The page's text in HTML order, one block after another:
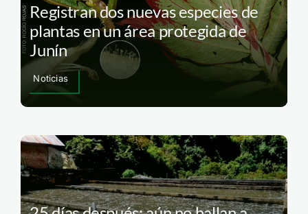
Registran dos nuevas especies de
plantas en un área protegida de
Junín
Noticias